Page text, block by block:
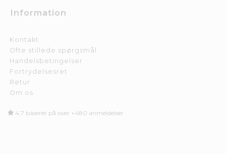
Information
Kontakt
Ofte stillede spørgsmål
Handelsbetingelser
Fortrydelsesret
Retur
Om os
4,7 baseret på over +480 anmeldelser